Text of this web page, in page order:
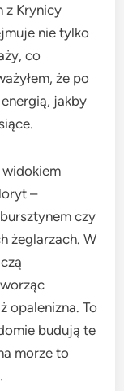
z Krynicy
nie tylko
co
że po
jakby
widokiem
–
czy
żeglarzach. W
opalenizna. To
budują te
morze to